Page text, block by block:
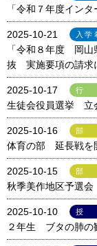
「令和７年度イン
2025-10-21 入学
「令和８年度 岡山
抜 実施要項の請求
2025-10-17
生徒会役員選挙 立
2025-10-16
体育の部 延長戦を
2025-10-15
秋季美作地区予選会
2025-10-10
２年生 ブタの肺の